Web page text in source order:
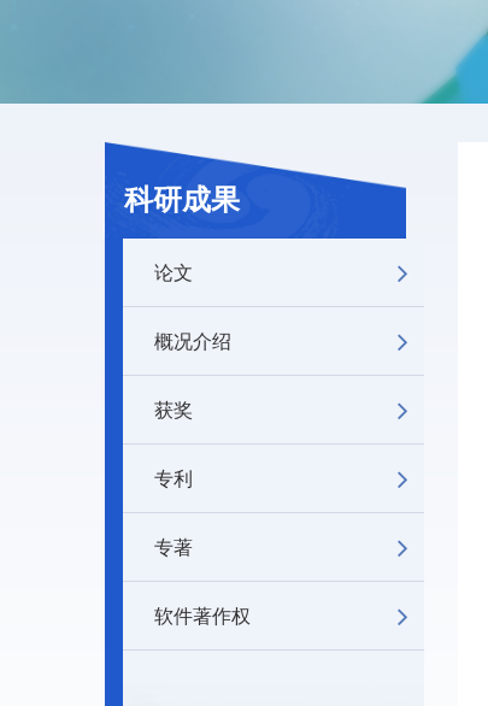
科研成果
论文
概况介绍
获奖
专利
专著
软件著作权